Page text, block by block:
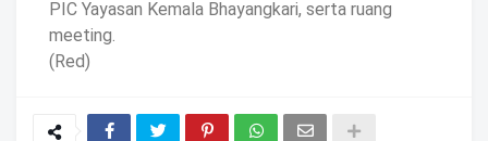
PIC Yayasan Kemala Bhayangkari, serta ruang
meeting.
(Red)